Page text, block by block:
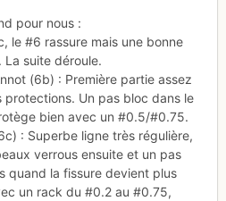
pour nous :
le #6 rassure mais une bonne
suite déroule.
(6b) : Première partie assez
Un pas bloc dans le
bien avec un #0.5/#0.75.
: Superbe ligne très régulière,
verrous ensuite et un pas
quand la fissure devient plus
un rack du #0.2 au #0.75,